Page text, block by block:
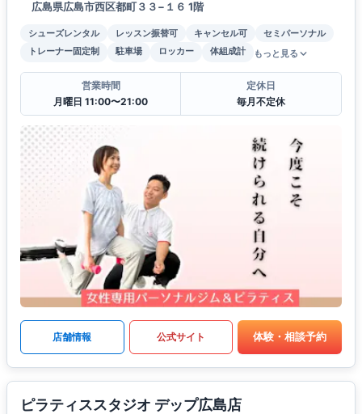
広島県広島市西区都町３３−１６ 1階
シューズレンタル レッスン振替可 キャンセル可
セミパーソナル
トレーナー固定制
駐車場 ロッカー 体組成計 もっと見る
営業時間
月曜日 11:00〜21:00
定休日
毎月不定休
店舗情報 公式サイト 体験・相談予約
ピラティススタジオ デップ広島店